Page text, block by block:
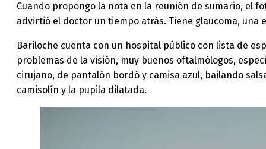
Cuando propongo la nota en la reunión de sumario, el
advirtió el doctor un tiempo atrás. Tiene glaucoma,
Bariloche cuenta con un hospital público con lista de
problemas de la visión, muy buenos oftalmólogos,
cirujano, de pantalón bordó y camisa azul, bailando
camisolín y la pupila dilatada.